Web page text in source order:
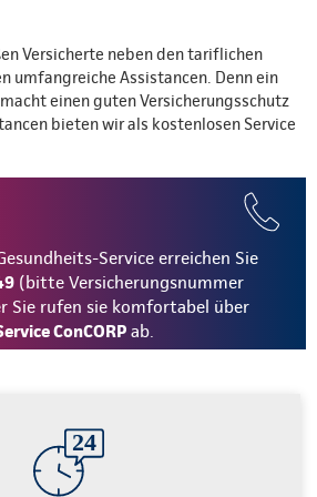
Versicherte neben den tariflichen
umfangreiche Assistancen. Denn ein
einen guten Versicherungsschutz
bieten wir als kostenlosen Service
Service erreichen Sie
(bitte Versicherungsnummer
Sie rufen sie komfortabel über
ConCORP ab.